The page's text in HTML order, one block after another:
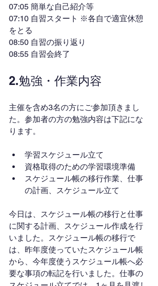
07:05 簡単な自己紹介等
07:10 自習スタート ※各自で適宜休憩
をとる
08:50 自習の振り返り
08:55 自習会終了
2.勉強・作業内容
主催を含め3名の方にご参加頂きまし
た。参加者の方の勉強内容は下記にな
ります。
学習スケジュール立て
資格取得のための学習環境準備
スケジュール帳の移行作業、仕事
の計画、スケジュール立て
今日は、スケジュール帳の移行と仕事
に関する計画、スケジュール作成を行
いました。スケジュール帳の移行で
は、昨年度使っていたスケジュール帳
から、今年度使うスケジュール帳へ必
要な事項の転記を行いました。仕事の